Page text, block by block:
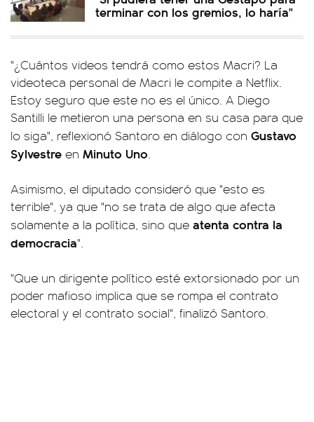
terminar con los gremios, lo haría"
"¿Cuántos videos tendrá como estos Macri? La
videoteca personal de Macri le compite a Netflix.
Estoy seguro que este no es el único. A Diego
Santilli le metieron una persona en su casa para que
lo siga", reflexionó Santoro en diálogo con Gustavo
Sylvestre en Minuto Uno.
Asimismo, el diputado consideró que "esto es
terrible", ya que "no se trata de algo que afecta
solamente a la política, sino que atenta contra la
democracia".
"Que un dirigente político esté extorsionado por un
poder mafioso implica que se rompa el contrato
electoral y el contrato social", finalizó Santoro.